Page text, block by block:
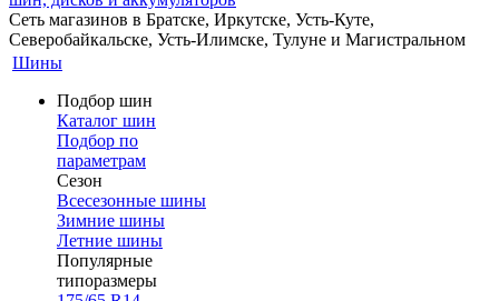
Сеть магазинов в Братске, Иркутске, Усть-Куте,
Северобайкальске, Усть-Илимске, Тулуне и Магистральном
Шины
Подбор шин
Каталог шин
Подбор по
параметрам
Сезон
Всесезонные шины
Зимние шины
Летние шины
Популярные
типоразмеры